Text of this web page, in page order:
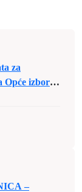
za
Opće izbore
–